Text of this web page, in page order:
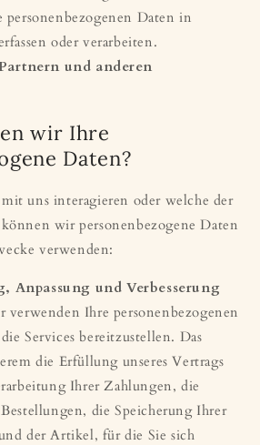
Daten in
oder verarbeiten.
und anderen
wir Ihre
Daten?
uns interagieren oder welche der
wir personenbezogene Daten
verwenden:
Anpassung und Verbesserung
verwenden Ihre personenbezogenen
Services bereitzustellen. Das
die Erfüllung unseres Vertrags
Ihrer Zahlungen, die
die Speicherung Ihrer
der Artikel, für die Sie sich